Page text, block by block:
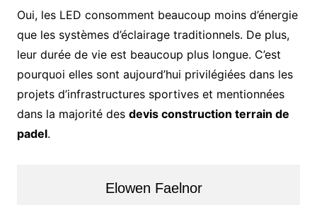
Oui, les LED consomment beaucoup moins d’énergie
que les systèmes d’éclairage traditionnels. De plus,
leur durée de vie est beaucoup plus longue. C’est
pourquoi elles sont aujourd’hui privilégiées dans les
projets d’infrastructures sportives et mentionnées
dans la majorité des devis construction terrain de
padel.
Elowen Faelnor